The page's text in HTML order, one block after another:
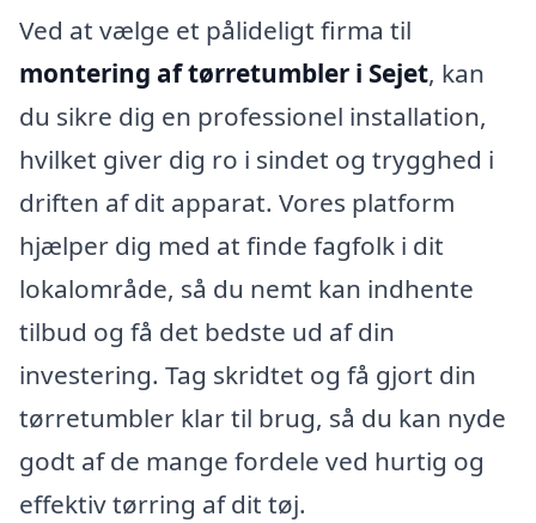
Ved at vælge et pålideligt firma til
montering af tørretumbler i Sejet, kan
du sikre dig en professionel installation,
hvilket giver dig ro i sindet og trygghed i
driften af dit apparat. Vores platform
hjælper dig med at finde fagfolk i dit
lokalområde, så du nemt kan indhente
tilbud og få det bedste ud af din
investering. Tag skridtet og få gjort din
tørretumbler klar til brug, så du kan nyde
godt af de mange fordele ved hurtig og
effektiv tørring af dit tøj.